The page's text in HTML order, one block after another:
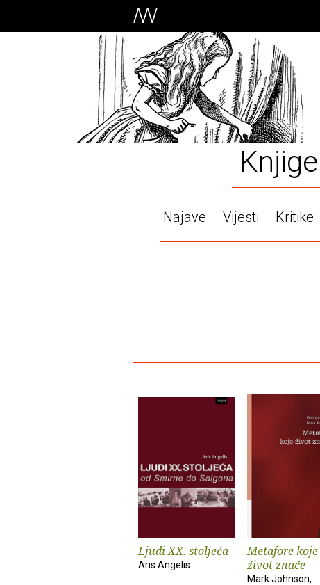
Knjige
Najave Vijesti Kritike
Ljudi XX. stoljeća
Aris Angelis
Metafore koje
život znače
Mark Johnson,